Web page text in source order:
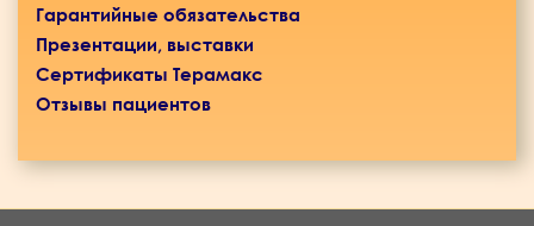
Гарантийные обязательства
Презентации, выставки
Сертификаты Терамакс
Отзывы пациентов